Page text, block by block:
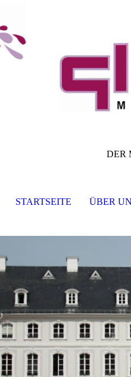
DER
STARTSEITE ÜBER